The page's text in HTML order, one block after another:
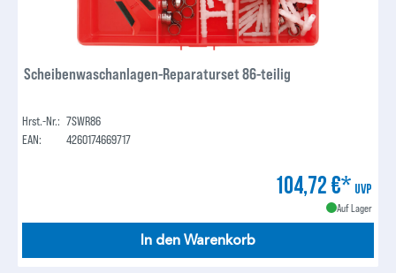
Scheibenwaschanlagen-Reparaturset 86-teilig
Hrst.-Nr.: 7SWR86
EAN:
4260174669717
104,72 €* UVP
Auf Lager
In den Warenkorb